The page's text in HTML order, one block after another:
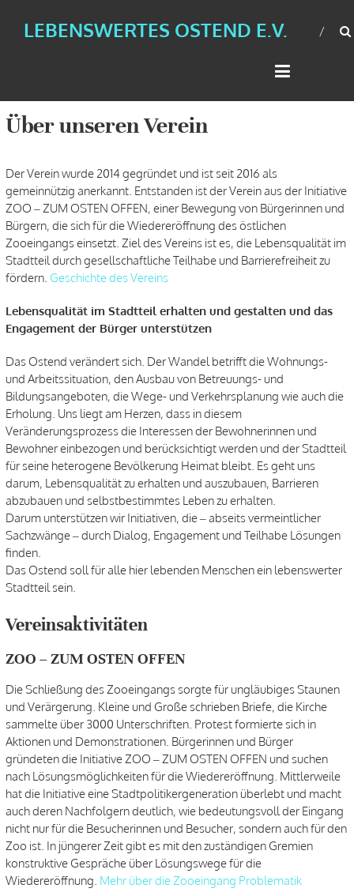
LEBENSWERTES OSTEND E.V.
Über unseren Verein
Der Verein wurde 2014 gegründet und ist seit 2016 als
gemeinnützig anerkannt. Entstanden ist der Verein aus der Initiative
ZOO – ZUM OSTEN OFFEN, einer Bewegung von Bürgerinnen und
Bürgern, die sich für die Wiedereröffnung des östlichen
Zooeingangs einsetzt. Ziel des Vereins ist es, die Lebensqualität im
Stadtteil durch gesellschaftliche Teilhabe und Barrierefreiheit zu
fördern. Geschichte des Vereins
Lebensqualität im Stadtteil erhalten und gestalten und das
Engagement der Bürger unterstützen
Das Ostend verändert sich. Der Wandel betrifft die Wohnungs-
und Arbeitssituation, den Ausbau von Betreuungs- und
Bildungsangeboten, die Wege- und Verkehrsplanung wie auch die
Erholung. Uns liegt am Herzen, dass in diesem
Veränderungsprozess die Interessen der Bewohnerinnen und
Bewohner einbezogen und berücksichtigt werden und der Stadtteil
für seine heterogene Bevölkerung Heimat bleibt. Es geht uns
darum, Lebensqualität zu erhalten und auszubauen, Barrieren
abzubauen und selbstbestimmtes Leben zu erhalten.
Darum unterstützen wir Initiativen, die – abseits vermeintlicher
Sachzwänge – durch Dialog, Engagement und Teilhabe Lösungen
finden.
Das Ostend soll für alle hier lebenden Menschen ein lebenswerter
Stadtteil sein.
Vereinsaktivitäten
ZOO – ZUM OSTEN OFFEN
Die Schließung des Zooeingangs sorgte für ungläubiges Staunen
und Verärgerung. Kleine und Große schrieben Briefe, die Kirche
sammelte über 3000 Unterschriften. Protest formierte sich in
Aktionen und Demonstrationen. Bürgerinnen und Bürger
gründeten die Initiative ZOO – ZUM OSTEN OFFEN und suchen
nach Lösungsmöglichkeiten für die Wiedereröffnung. Mittlerweile
hat die Initiative eine Stadtpolitikergeneration überlebt und macht
auch deren Nachfolgern deutlich, wie bedeutungsvoll der Eingang
nicht nur für die Besucherinnen und Besucher, sondern auch für den
Zoo ist. In jüngerer Zeit gibt es mit den zuständigen Gremien
konstruktive Gespräche über Lösungswege für die
Wiedereröffnung. Mehr über die Zooeingang Problematik